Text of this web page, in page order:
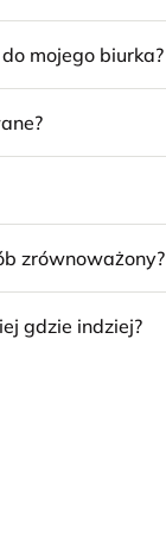
mojego biurka?
zrównoważony?
gdzie indziej?